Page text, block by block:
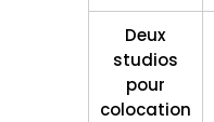
Deux
studios
pour
colocation